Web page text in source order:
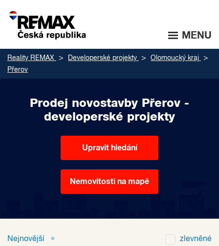
MENU
Reality REMAX Developerské projekty
Olomoucký kraj
Přerov
Prodej novostavby Přerov -
developerské projekty
Upravit hledání
Nemovitosti na mapě
Nejnovější zlevněné